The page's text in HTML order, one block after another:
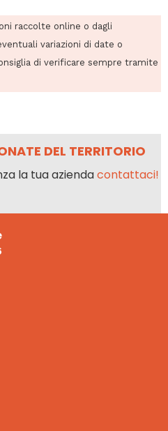
raccolte online o dagli
variazioni di date o
di verificare sempre tramite
DEL TERRITORIO
la tua aziendacontattaci!